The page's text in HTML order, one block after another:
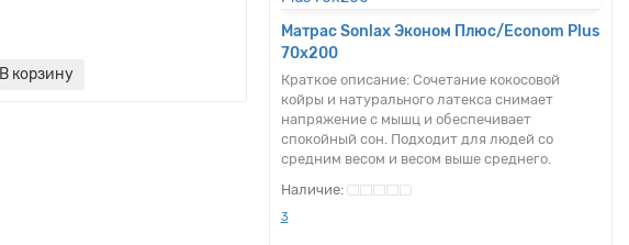
В корзину
Матрас Sonlax Эконом Плюс/Econom Plus
70x200
Краткое описание: Сочетание кокосовой
койры и натурального латекса снимает
напряжение с мышц и обеспечивает
спокойный сон. Подходит для людей со
средним весом и весом выше среднего.
3